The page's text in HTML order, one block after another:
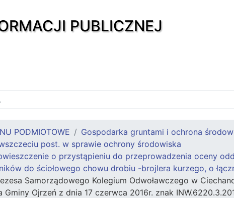
PUBLICZNEJ
PODMIOTOWE
Gospodarka gruntami i ochrona
post. w sprawie ochrony środowiska
o przystąpieniu do przeprowadzenia oceny
do ściołowego chowu drobiu -brojlera kurzego, o
Samorządowego Kolegium Odwoławczego w
Gminy Ojrzeń z dnia 17 czerwca 2016r. znak